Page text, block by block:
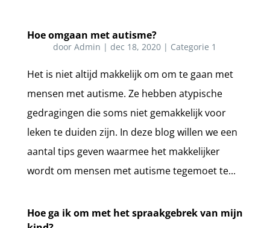
Hoe omgaan met autisme?
doorAdmin | dec 18, 2020 | Categorie 1
Het is niet altijd makkelijk om om te gaan met
mensen met autisme. Ze hebben atypische
gedragingen die soms niet gemakkelijk voor
leken te duiden zijn. In deze blog willen we een
aantal tips geven waarmee het makkelijker
wordt om mensen met autisme tegemoet te...
Hoe ga ik om met het spraakgebrek van mijn